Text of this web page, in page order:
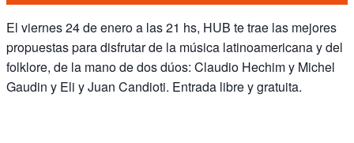
El viernes 24 de enero a las 21 hs, HUB te trae las mejores
propuestas para disfrutar de la música latinoamericana y del
folklore, de la mano de dos dúos: Claudio Hechim y Michel
Gaudin y Eli y Juan Candioti. Entrada libre y gratuita.